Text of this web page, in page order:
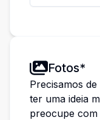
Fotos*
Precisamos
ter uma ideia
preocupe com